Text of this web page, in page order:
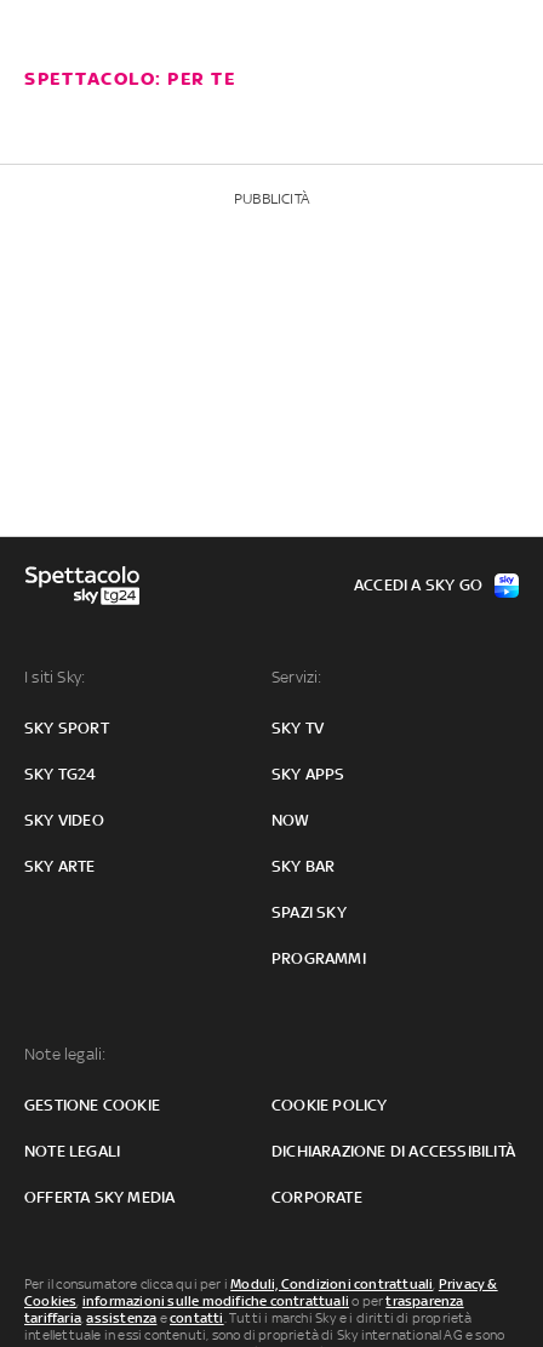
SPETTACOLO: PER TE
PUBBLICITÀ
I siti Sky:
SKY SPORT
SKY TG24
SKY VIDEO
SKY ARTE
Servizi:
SKY TV
SKY APPS
NOW
SKY BAR
SPAZI SKY
PROGRAMMI
Note legali:
GESTIONE COOKIE COOKIE POLICY
NOTE LEGALI DICHIARAZIONE DI ACCESSIBILITÀ
OFFERTA SKY MEDIA CORPORATE
ACCEDI A SKY GO
Per il consumatore clicca qui per iModuli, Condizioni contrattuali, Privacy &
Cookies, informazioni sulle modifiche contrattuali o pertrasparenza
tariffaria,assistenza econtatti. Tutti i marchi Sky e i diritti di proprietà
intellettuale in essi contenuti, sono di proprietà di Sky international AG e sono